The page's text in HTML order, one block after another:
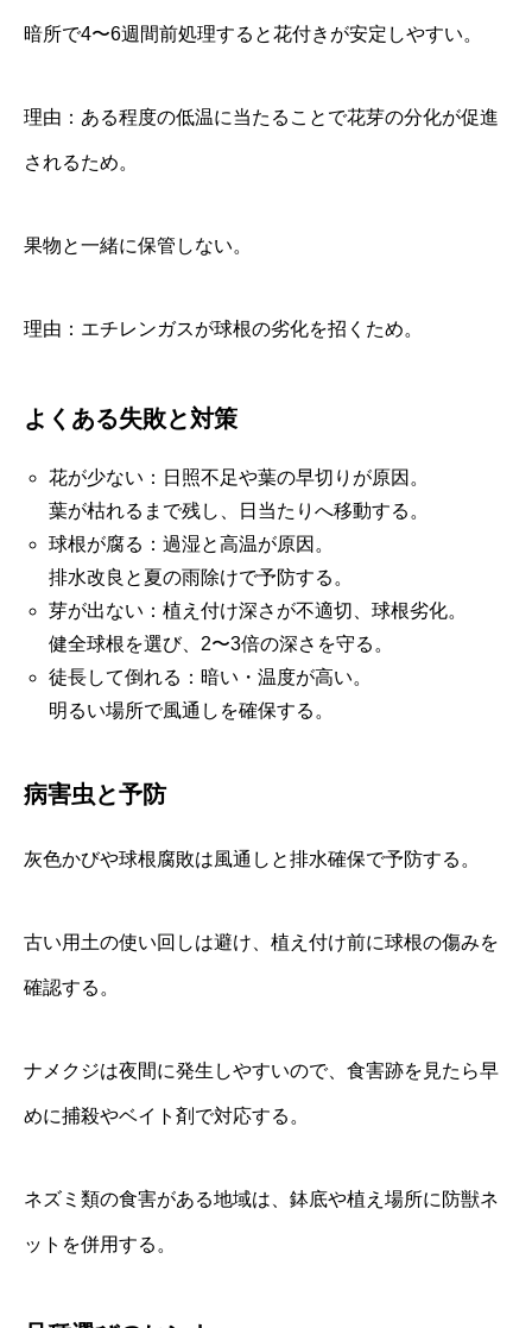
暗所で4〜6週間前処理すると花付きが安定しやすい。
理由：ある程度の低温に当たることで花芽の分化が促進
されるため。
果物と一緒に保管しない。
理由：エチレンガスが球根の劣化を招くため。
よくある失敗と対策
花が少ない：日照不足や葉の早切りが原因。
葉が枯れるまで残し、日当たりへ移動する。
球根が腐る：過湿と高温が原因。
排水改良と夏の雨除けで予防する。
芽が出ない：植え付け深さが不適切、球根劣化。
健全球根を選び、2〜3倍の深さを守る。
徒長して倒れる：暗い・温度が高い。
明るい場所で風通しを確保する。
病害虫と予防
灰色かびや球根腐敗は風通しと排水確保で予防する。
古い用土の使い回しは避け、植え付け前に球根の傷みを
確認する。
ナメクジは夜間に発生しやすいので、食害跡を見たら早
めに捕殺やベイト剤で対応する。
ネズミ類の食害がある地域は、鉢底や植え場所に防獣ネ
ットを併用する。